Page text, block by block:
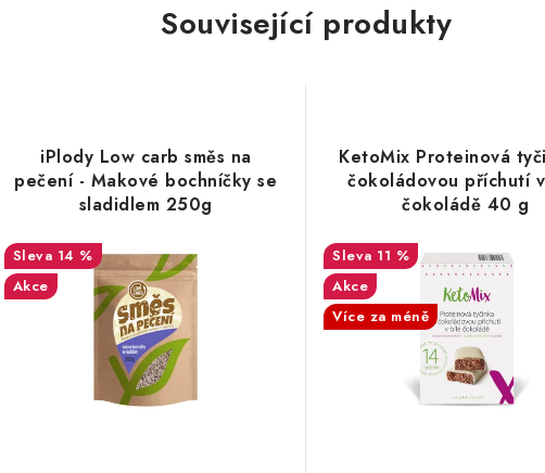
Související produkty
iPlody Low carb směs na
pečení - Makové bochníčky se
sladidlem 250g
14 %
Akce
KetoMix Proteinová
čokoládovou příchutí
čokoládě 40 g
11 %
Akce
Více za méně